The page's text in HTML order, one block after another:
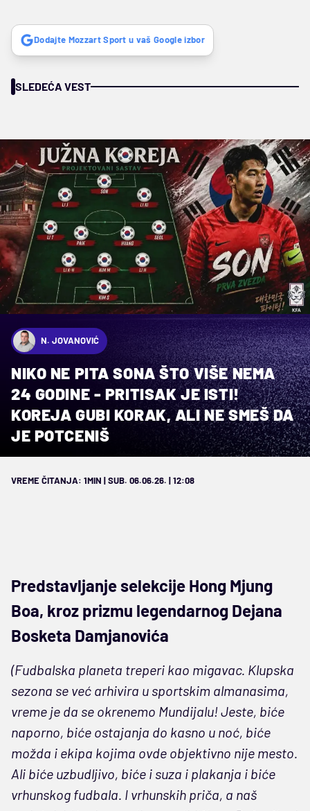
Dodajte Mozzart Sport u vaš Google izbor
SLEDEĆA VEST
N. JOVANOVIĆ
NIKO NE PITA SONA ŠTO VIŠE NEMA
24 GODINE - PRITISAK JE ISTI!
KOREJA GUBI KORAK, ALI NE SMEŠ DA
JE POTCENIŠ
VREME ČITANJA: 1MIN | SUB. 06.06.26. | 12:08
Predstavljanje selekcije Hong Mjung
Boa, kroz prizmu legendarnog Dejana
Bosketa Damjanovića
(Fudbalska planeta treperi kao migavac. Klupska
sezona se već arhivira u sportskim almanasima,
vreme je da se okrenemo Mundijalu! Jeste, biće
naporno, biće ostajanja do kasno u noć, biće
možda i ekipa kojima ovde objektivno nije mesto.
Ali biće uzbudljivo, biće i suza i plakanja i biće
vrhunskog fudbala. I vrhunskih priča, a naš